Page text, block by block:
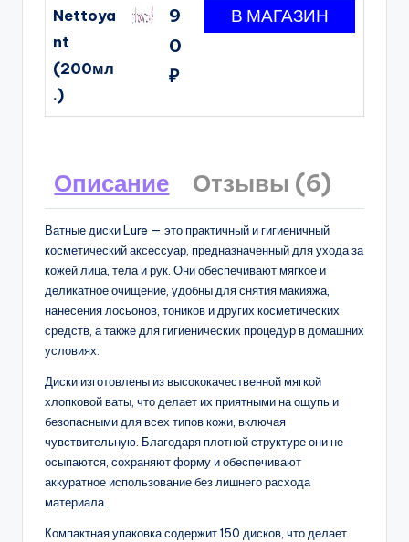
Nettoya
nt
(200мл
.)
9
0
₽
Описание Отзывы (6)
Ватные диски Lure — это практичный и гигиеничный
косметический аксессуар, предназначенный для ухода за
кожей лица, тела и рук. Они обеспечивают мягкое и
деликатное очищение, удобны для снятия макияжа,
нанесения лосьонов, тоников и других косметических
средств, а также для гигиенических процедур в домашних
условиях.
Диски изготовлены из высококачественной мягкой
хлопковой ваты, что делает их приятными на ощупь и
безопасными для всех типов кожи, включая
чувствительную. Благодаря плотной структуре они не
осыпаются, сохраняют форму и обеспечивают
аккуратное использование без лишнего расхода
материала.
Компактная упаковка содержит 150 дисков, что делает